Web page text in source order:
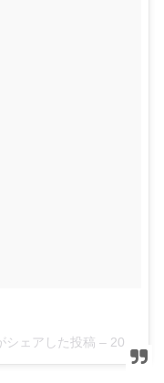
シェアした投稿 – 2015 5月 19 8:25午前 PDT